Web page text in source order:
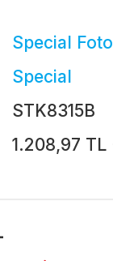
Special
Special
STK8315B
1.208,97 TL